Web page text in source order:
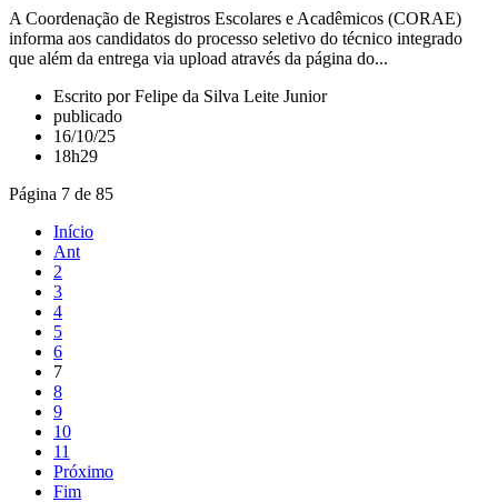
A Coordenação de Registros Escolares e Acadêmicos (CORAE)
informa aos candidatos do processo seletivo do técnico integrado
que além da entrega via upload através da página do...
Escrito por Felipe da Silva Leite Junior
publicado
16/10/25
18h29
Página 7 de 85
Início
Ant
2
3
4
5
6
7
8
9
10
11
Próximo
Fim